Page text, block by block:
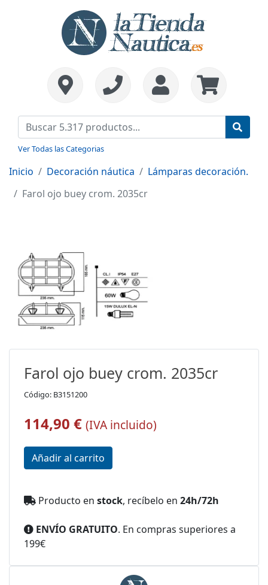
Ver Todas las Categorias
Inicio Decoración náutica
Lámparas decoración.
Farol ojo buey crom. 2035cr
Farol ojo buey crom. 2035cr
Código: B3151200
114,90 € (IVA incluido)
Producto en stock, recíbelo en 24h/72h
ENVÍO GRATUITO. En compras superiores a
199€